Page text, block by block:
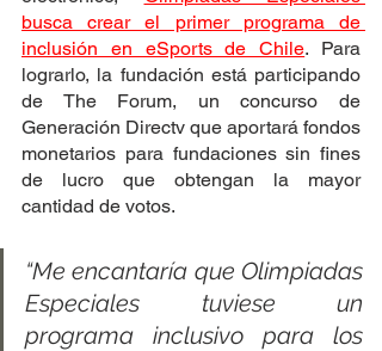
busca crear el primer programa de
inclusión en eSports de Chile. Para
lograrlo, la fundación está participando
de The Forum, un concurso de
Generación Directv que aportará fondos
monetarios para fundaciones sin fines
de lucro que obtengan la mayor
cantidad de votos.
“Me encantaría que Olimpiadas
Especiales tuviese un
programa inclusivo para los